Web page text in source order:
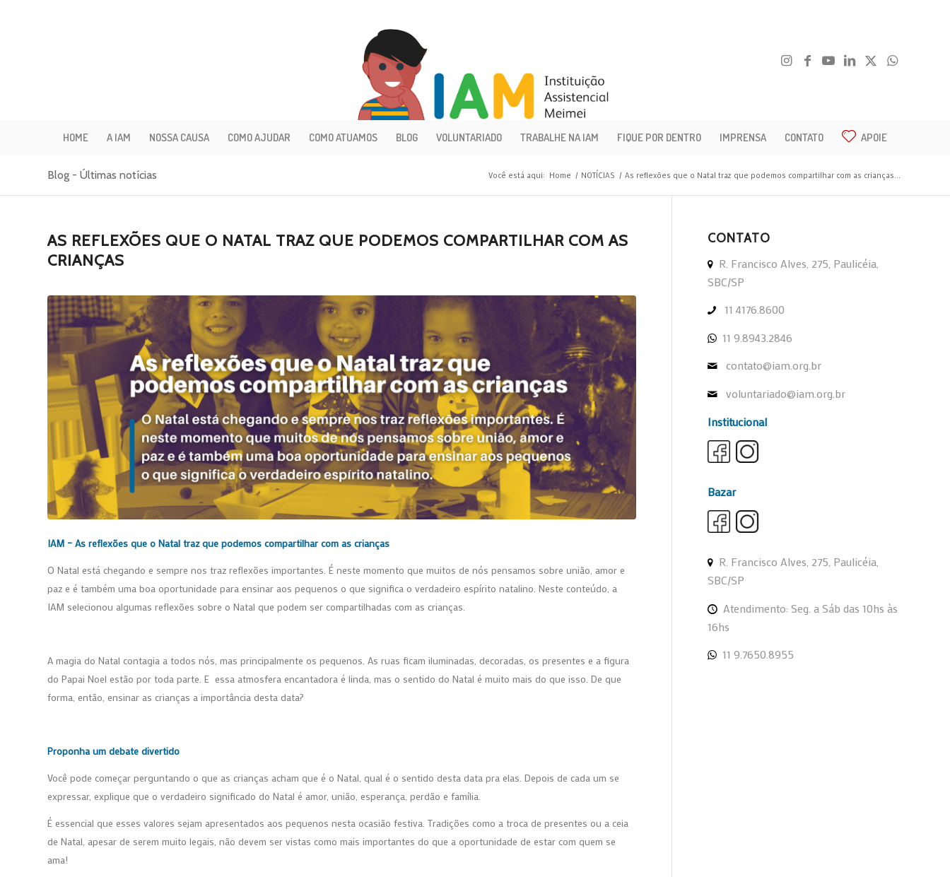
HOME A IAM NOSSA CAUSA COMO AJUDAR COMO ATUAMOS BLOG VOLUNTARIADO TRABALHE NA IAM FIQUE POR DENTRO IMPRENSA CONTATO APOIE
Blog - Últimas notícias Você está aqui: Home / NOTÍCIAS / As reflexões que o Natal traz que podemos compartilhar com as crianças...
AS REFLEXÕES QUE O NATAL TRAZ QUE PODEMOS COMPARTILHAR COM AS
CRIANÇAS
IAM – As reflexões que o Natal traz que podemos compartilhar com as crianças
O Natal está chegando e sempre nos traz reflexões importantes. É neste momento que muitos de nós pensamos sobre união, amor e
paz e é também uma boa oportunidade para ensinar aos pequenos o que significa o verdadeiro espírito natalino. Neste conteúdo, a
IAM selecionou algumas reflexões sobre o Natal que podem ser compartilhadas com as crianças.
A magia do Natal contagia a todos nós, mas principalmente os pequenos. As ruas ficam iluminadas, decoradas, os presentes e a figura
do Papai Noel estão por toda parte. E essa atmosfera encantadora é linda, mas o sentido do Natal é muito mais do que isso. De que
forma, então, ensinar as crianças a importância desta data?
Proponha um debate divertido
Você pode começar perguntando o que as crianças acham que é o Natal, qual é o sentido desta data pra elas. Depois de cada um se
expressar, explique que o verdadeiro significado do Natal é amor, união, esperança, perdão e família.
É essencial que esses valores sejam apresentados aos pequenos nesta ocasião festiva. Tradições como a troca de presentes ou a ceia
de Natal, apesar de serem muito legais, não devem ser vistas como mais importantes do que a oportunidade de estar com quem se
ama!
CONTATO
R. Francisco Alves, 275, Paulicéia,
SBC/SP
11 4176.8600
11 9.8943.2846
contato@iam.org.br
voluntariado@iam.org.br
Institucional
Bazar
R. Francisco Alves, 275, Paulicéia,
SBC/SP
Atendimento: Seg. a Sáb das 10hs às
16hs
11 9.7650.8955